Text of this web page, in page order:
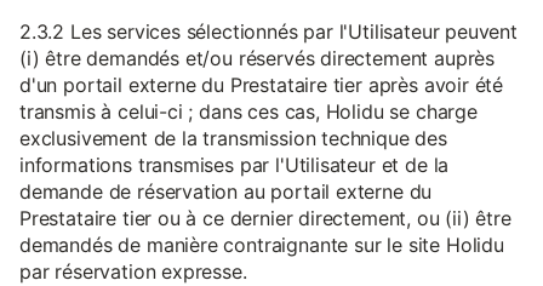
2.3.2 Les services sélectionnés par l'Utilisateur peuvent
(i) être demandés et/ou réservés directement auprès
d'un portail externe du Prestataire tier après avoir été
transmis à celui-ci ; dans ces cas, Holidu se charge
exclusivement de la transmission technique des
informations transmises par l'Utilisateur et de la
demande de réservation au portail externe du
Prestataire tier ou à ce dernier directement, ou (ii) être
demandés de manière contraignante sur le site Holidu
par réservation expresse.